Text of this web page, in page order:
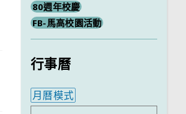
80週年校慶
FB-馬高校園活動
行事曆
月曆模式